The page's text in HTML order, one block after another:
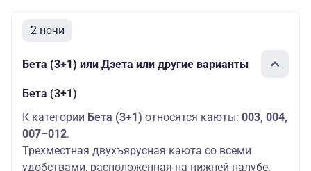
2 ночи
Бета (3+1) или Дзета или другие варианты
Бета (3+1)
К категории Бета (3+1) относятся каюты: 003, 004,
007–012.
Трехместная двухъярусная каюта со всеми
удобствами, расположенная на нижней палубе.